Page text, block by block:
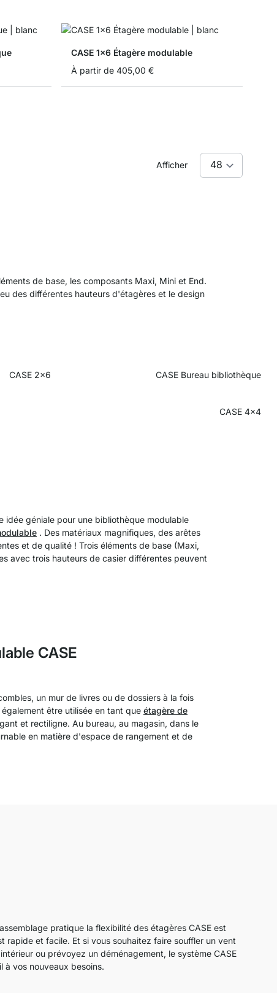
CASE 1x6 Étagère modulable
À partir de 405,00 €
Afficher
de base, les composants Maxi, Mini et End.
des différentes hauteurs d'étagères et le design
CASE 2x6 CASE Bureau bibliothèque
CASE 4x4
idée géniale pour une bibliothèque modulable
. Des matériaux magnifiques, des arêtes
et de qualité ! Trois éléments de base (Maxi,
avec trois hauteurs de casier différentes peuvent
CASE
un mur de livres ou de dossiers à la fois
être utilisée en tant que étagère de
et rectiligne. Au bureau, au magasin, dans le
en matière d'espace de rangement et de
pratique la flexibilité des étagères CASE est
rapide et facile. Et si vous souhaitez faire souffler un vent
ou prévoyez un déménagement, le système CASE
vos nouveaux besoins.